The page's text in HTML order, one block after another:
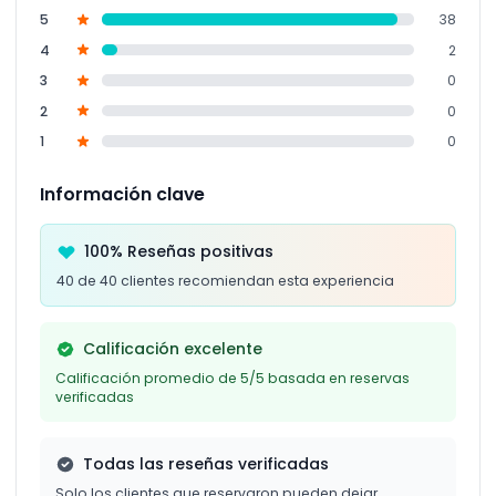
5
38
4
2
3
0
2
0
1
0
Información clave
100% Reseñas positivas
40 de 40 clientes recomiendan esta experiencia
Calificación excelente
Calificación promedio de 5/5 basada en reservas
verificadas
Todas las reseñas verificadas